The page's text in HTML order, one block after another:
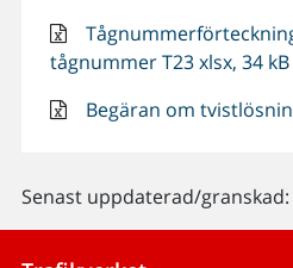
tågnummer T23 xlsx, 34 kB
Begäran om
Senast uppdaterad/granskad: